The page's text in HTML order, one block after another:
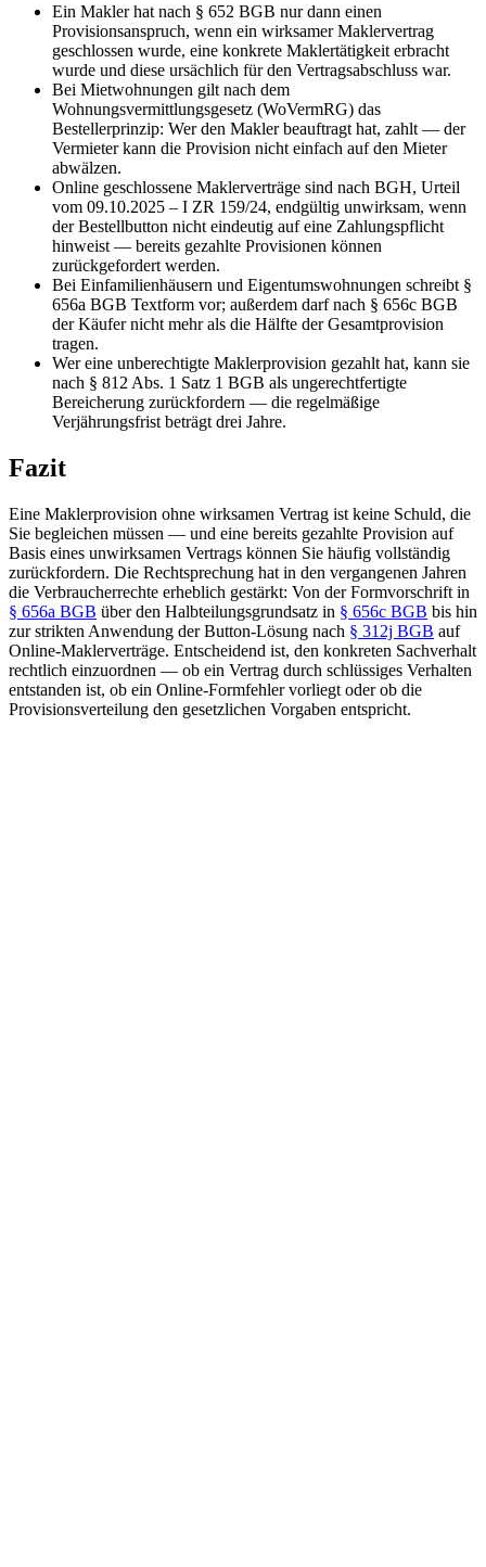
Ein Makler hat nach § 652 BGB nur dann einen
Provisionsanspruch, wenn ein wirksamer Maklervertrag
geschlossen wurde, eine konkrete Maklertätigkeit erbracht
wurde und diese ursächlich für den Vertragsabschluss war.
Bei Mietwohnungen gilt nach dem
Wohnungsvermittlungsgesetz (WoVermRG) das
Bestellerprinzip: Wer den Makler beauftragt hat, zahlt — der
Vermieter kann die Provision nicht einfach auf den Mieter
abwälzen.
Online geschlossene Maklerverträge sind nach BGH, Urteil
vom 09.10.2025 – I ZR 159/24, endgültig unwirksam, wenn
der Bestellbutton nicht eindeutig auf eine Zahlungspflicht
hinweist — bereits gezahlte Provisionen können
zurückgefordert werden.
Bei Einfamilienhäusern und Eigentumswohnungen schreibt §
656a BGB Textform vor; außerdem darf nach § 656c BGB
der Käufer nicht mehr als die Hälfte der Gesamtprovision
tragen.
Wer eine unberechtigte Maklerprovision gezahlt hat, kann sie
nach § 812 Abs. 1 Satz 1 BGB als ungerechtfertigte
Bereicherung zurückfordern — die regelmäßige
Verjährungsfrist beträgt drei Jahre.
Fazit
Eine Maklerprovision ohne wirksamen Vertrag ist keine Schuld, die
Sie begleichen müssen — und eine bereits gezahlte Provision auf
Basis eines unwirksamen Vertrags können Sie häufig vollständig
zurückfordern. Die Rechtsprechung hat in den vergangenen Jahren
die Verbraucherrechte erheblich gestärkt: Von der Formvorschrift in
§ 656a BGB über den Halbteilungsgrundsatz in § 656c BGB bis hin
zur strikten Anwendung der Button-Lösung nach § 312j BGB auf
Online-Maklerverträge. Entscheidend ist, den konkreten Sachverhalt
rechtlich einzuordnen — ob ein Vertrag durch schlüssiges Verhalten
entstanden ist, ob ein Online-Formfehler vorliegt oder ob die
Provisionsverteilung den gesetzlichen Vorgaben entspricht.